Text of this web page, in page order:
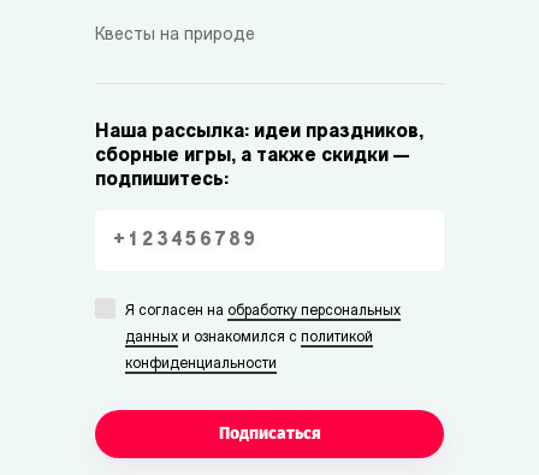
Квесты на природе
Наша рассылка: идеи праздников,
сборные игры, а также скидки —
подпишитесь:
Я согласен на обработку персональных
данных и ознакомился с политикой
конфиденциальности
Подписаться